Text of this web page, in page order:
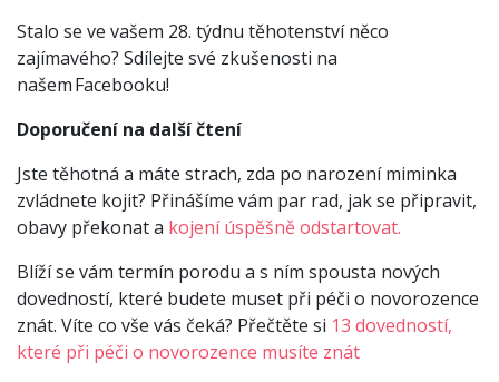
Stalo se ve vašem 28. týdnu těhotenství něco
zajímavého? Sdílejte své zkušenosti na
našem Facebooku!
Doporučení na další čtení
Jste těhotná a máte strach, zda po narození miminka
zvládnete kojit? Přinášíme vám par rad, jak se připravit,
obavy překonat a kojení úspěšně odstartovat.
Blíží se vám termín porodu a s ním spousta nových
dovedností, které budete muset při péči o novorozence
znát. Víte co vše vás čeká? Přečtěte si 13 dovedností,
které při péči o novorozence musíte znát